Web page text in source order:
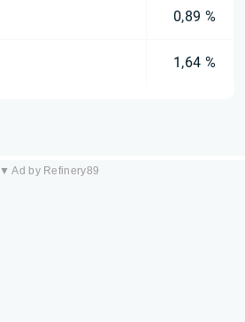
0,89 %
1,64 %
▼ Ad by Refinery89